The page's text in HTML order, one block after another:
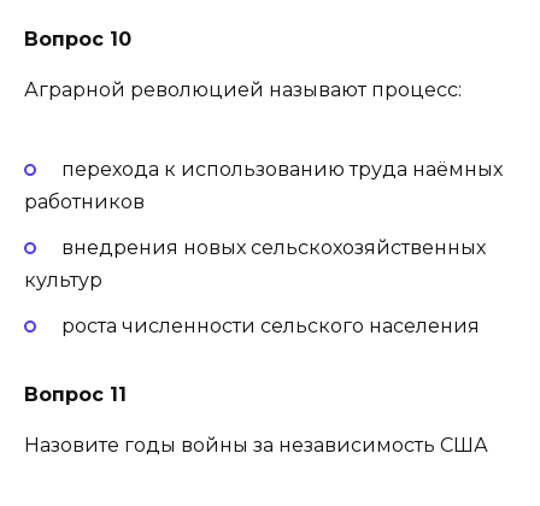
Вопрос 10
Аграрной революцией называют процесс:
перехода к использованию труда наёмных
работников
внедрения новых сельскохозяйственных
культур
роста численности сельского населения
Вопрос 11
Назовите годы войны за независимость США